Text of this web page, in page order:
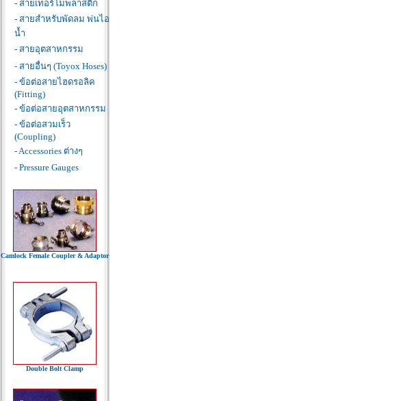
- สายเทอร์โมพลาสติก
- สายสำหรับพัดลม พ่นไอ
น้ำ
- สายอุตสาหกรรม
- สายอื่นๆ (Toyox Hoses)
- ข้อต่อสายไฮดรอลิค
(Fitting)
- ข้อต่อสายอุตสาหกรรม
- ข้อต่อสวมเร็ว
(Coupling)
- Accessories ต่างๆ
- Pressure Gauges
Camlock Female Coupler & Adaptor
Double Bolt Clamp